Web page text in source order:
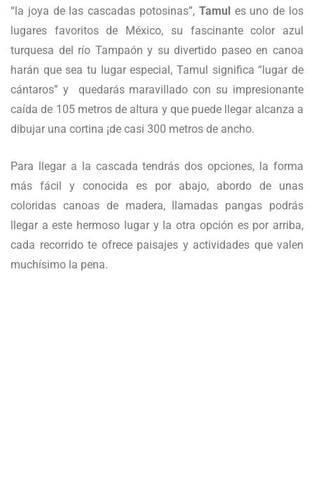
“la joya de las cascadas potosinas”, Tamul es uno de los
lugares favoritos de México, su fascinante color azul
turquesa del río Tampaón y su divertido paseo en canoa
harán que sea tu lugar especial, Tamul significa “lugar de
cántaros” y quedarás maravillado con su impresionante
caída de 105 metros de altura y que puede llegar alcanza a
dibujar una cortina ¡de casi 300 metros de ancho.
Para llegar a la cascada tendrás dos opciones, la forma
más fácil y conocida es por abajo, abordo de unas
coloridas canoas de madera, llamadas pangas podrás
llegar a este hermoso lugar y la otra opción es por arriba,
cada recorrido te ofrece paisajes y actividades que valen
muchísimo la pena.